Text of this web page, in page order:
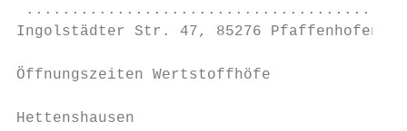
Ingolstädter Str. 47, 85276 Pfaffenhofen
Öffnungszeiten Wertstoffhöfe
Hettenshausen